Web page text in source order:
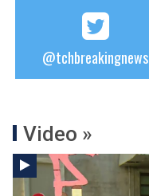
@tchbreakingnews
Video »